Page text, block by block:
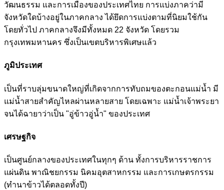
วัฒนธรรม และการเมืองของประเทศไทย การแบ่งภาคว่ามี
จังหวัดใดบ้างอยู่ในภาคกลาง ได้ยึดการแบ่งตามที่นิยมใช้กัน
โดยทั่วไป ภาคกลางจึงมีทั้งหมด 22 จังหวัด โดยรวม
กรุงเทพมหานคร ซึ่งเป็นเขตบริหารพิเศษแล้ว
ภูมิประเทศ
เป็นที่ราบลุ่มขนาดใหญ่ที่เกิดจากการทับถมของตะกอนแม่น้ำ มี
แม่น้ำสายสำคัญไหลผ่านหลายสาย โดยเฉพาะ แม่น้ำเจ้าพระยา
จนได้ฉายาว่าเป็น "อู่ข้าวอู่น้ำ" ของประเทศ
เศรษฐกิจ
เป็นศูนย์กลางของประเทศในทุกๆ ด้าน ทั้งการบริหารราชการ
แผ่นดิน พาณิชยกรรม นิคมอุตสาหกรรม และการเกษตรกรรม
(ทำนาข้าวได้ตลอดทั้งปี)